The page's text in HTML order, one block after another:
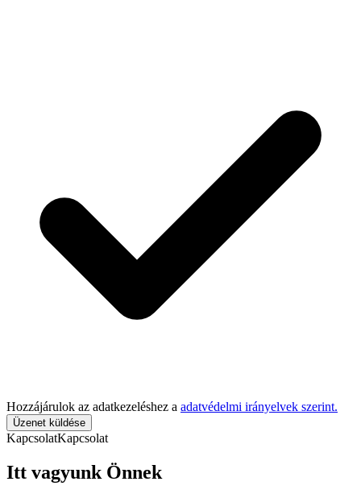
Hozzájárulok az adatkezeléshez a adatvédelmi irányelvek szerint.
Üzenet küldése
KapcsolatKapcsolat
Itt vagyunk Önnek